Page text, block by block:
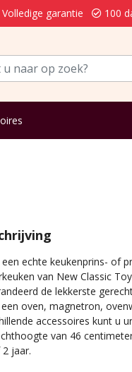
Volledige garantie 100
echte keukenprins- of
van New Classic
de lekkerste
oven, magnetron,
accessoires kunt u
van 46
jaar.